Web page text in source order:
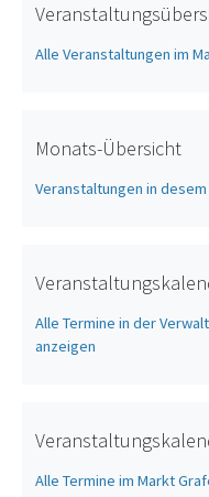
Alle Veranstaltungen im
Monats-Übersicht
Veranstaltungen in
Alle Termine in der
anzeigen
Alle Termine im Markt